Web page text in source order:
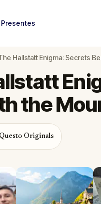
Presentes
Hallstatt Enigma: Secrets
the
Originals